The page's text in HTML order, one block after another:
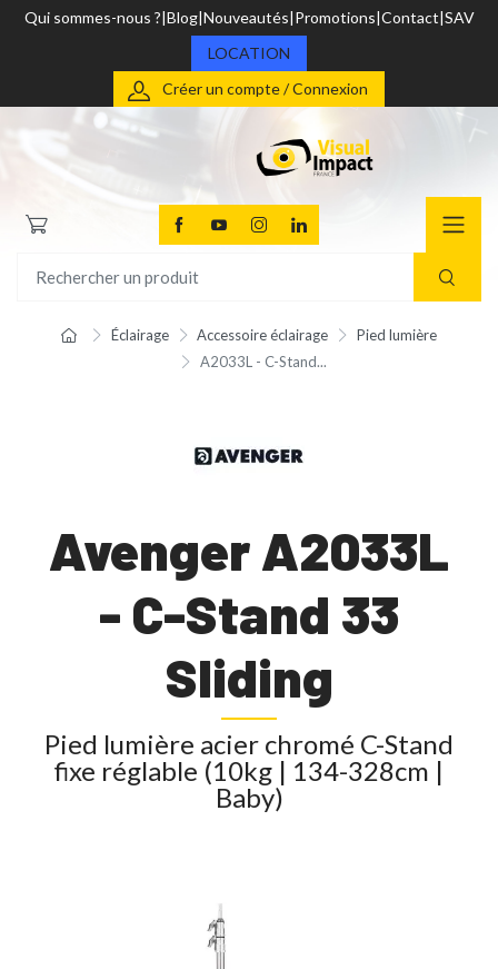
Qui sommes-nous ? Blog Nouveautés Promotions Contact SAV
LOCATION
Créer un compte / Connexion
Éclairage Accessoire éclairage
Pied lumière
A2033L - C-Stand...
Avenger A2033L
- C-Stand 33
Sliding
Pied lumière acier chromé C-Stand
fixe réglable (10kg | 134-328cm |
Baby)